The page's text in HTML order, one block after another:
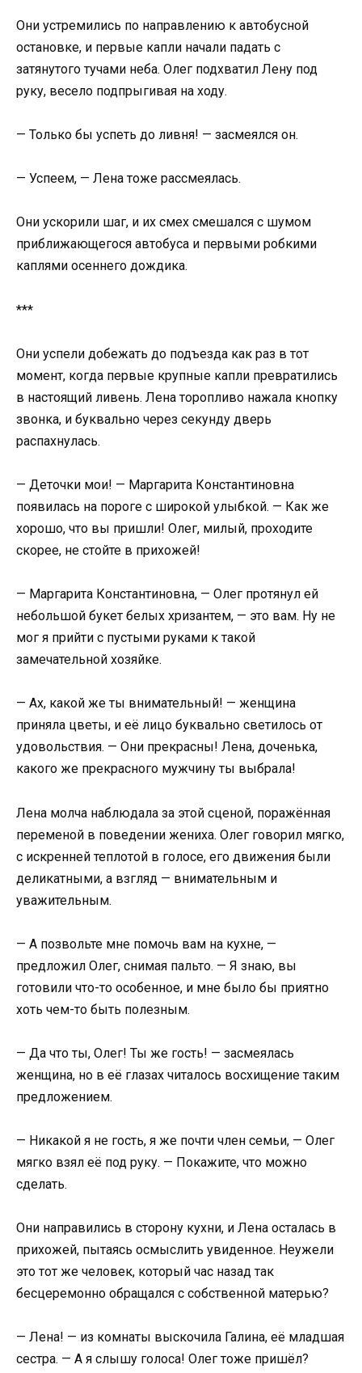
Они устремились по направлению к автобусной
остановке, и первые капли начали падать с
затянутого тучами неба. Олег подхватил Лену под
руку, весело подпрыгивая на ходу.
— Только бы успеть до ливня! — засмеялся он.
— Успеем, — Лена тоже рассмеялась.
Они ускорили шаг, и их смех смешался с шумом
приближающегося автобуса и первыми робкими
каплями осеннего дождика.
***
Они успели добежать до подъезда как раз в тот
момент, когда первые крупные капли превратились
в настоящий ливень. Лена торопливо нажала кнопку
звонка, и буквально через секунду дверь
распахнулась.
— Деточки мои! — Маргарита Константиновна
появилась на пороге с широкой улыбкой. — Как же
хорошо, что вы пришли! Олег, милый, проходите
скорее, не стойте в прихожей!
— Маргарита Константиновна, — Олег протянул ей
небольшой букет белых хризантем, — это вам. Ну не
мог я прийти с пустыми руками к такой
замечательной хозяйке.
— Ах, какой же ты внимательный! — женщина
приняла цветы, и её лицо буквально светилось от
удовольствия. — Они прекрасны! Лена, доченька,
какого же прекрасного мужчину ты выбрала!
Лена молча наблюдала за этой сценой, поражённая
переменой в поведении жениха. Олег говорил мягко,
с искренней теплотой в голосе, его движения были
деликатными, а взгляд — внимательным и
уважительным.
— А позвольте мне помочь вам на кухне, —
предложил Олег, снимая пальто. — Я знаю, вы
готовили что-то особенное, и мне было бы приятно
хоть чем-то быть полезным.
— Да что ты, Олег! Ты же гость! — засмеялась
женщина, но в её глазах читалось восхищение таким
предложением.
— Никакой я не гость, я же почти член семьи, — Олег
мягко взял её под руку. — Покажите, что можно
сделать.
Они направились в сторону кухни, и Лена осталась в
прихожей, пытаясь осмыслить увиденное. Неужели
это тот же человек, который час назад так
бесцеремонно обращался с собственной матерью?
— Лена! — из комнаты выскочила Галина, её младшая
сестра. — А я слышу голоса! Олег тоже пришёл?